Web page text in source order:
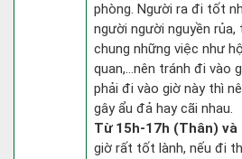
phòng. Người ra đi tốt
người người nguyền rủa,
chung những việc như
quan,…nên tránh đi vào
phải đi vào giờ này thì
gây ẩu đả hay cãi nhau.
Từ 15h-17h (Thân)
giờ rất tốt lành, nếu đi